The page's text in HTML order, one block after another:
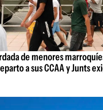
de menores
a sus CCAA y Junts